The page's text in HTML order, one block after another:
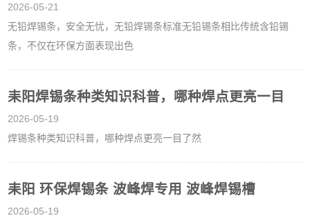
2026-05-21
无铅焊锡条，安全无忧，无铅焊锡条标准无铅锡条相比传统含铅锡
条，不仅在环保方面表现出色
耒阳焊锡条种类知识科普，哪种焊点更亮一目
2026-05-19
焊锡条种类知识科普，哪种焊点更亮一目了然
耒阳 环保焊锡条 波峰焊专用 波峰焊锡槽
2026-05-19